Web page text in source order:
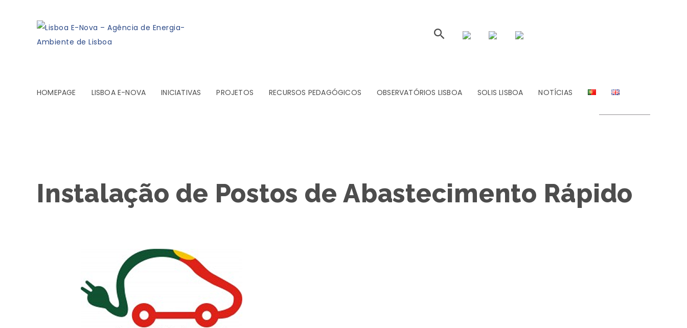
HOMEPAGE LISBOA E-NOVA INICIATIVAS PROJETOS RECURSOS PEDAGÓGICOS OBSERVATÓRIOS LISBOA SOLIS LISBOA NOTÍCIAS
Instalação de Postos de Abastecimento Rápido